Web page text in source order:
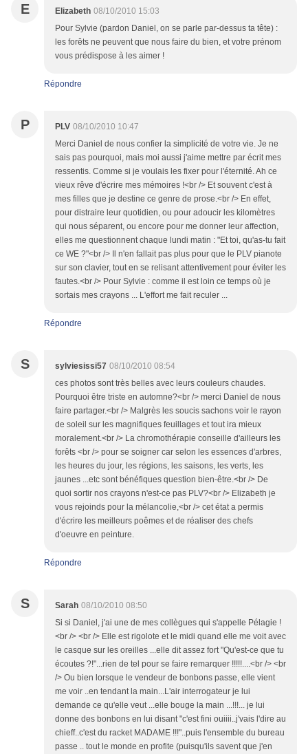
E Elizabeth 08/10/2010 15:03
Pour Sylvie (pardon Daniel, on se parle par-dessus ta tête) :
les forêts ne peuvent que nous faire du bien, et votre prénom
vous prédispose à les aimer !
Répondre
P PLV 08/10/2010 10:47
Merci Daniel de nous confier la simplicité de votre vie. Je ne
sais pas pourquoi, mais moi aussi j'aime mettre par écrit mes
ressentis. Comme si je voulais les fixer pour l'éternité. Ah ce
vieux rêve d'écrire mes mémoires !<br /> Et souvent c'est à
mes filles que je destine ce genre de prose.<br /> En effet,
pour distraire leur quotidien, ou pour adoucir les kilomètres
qui nous séparent, ou encore pour me donner leur affection,
elles me questionnent chaque lundi matin : "Et toi, qu'as-tu fait
ce WE ?"<br /> Il n'en fallait pas plus pour que le PLV pianote
sur son clavier, tout en se relisant attentivement pour éviter les
fautes.<br /> Pour Sylvie : comme il est loin ce temps où je
sortais mes crayons ... L'effort me fait reculer ...
Répondre
S sylviesissi57 08/10/2010 08:54
ces photos sont très belles avec leurs couleurs chaudes.
Pourquoi être triste en automne?<br /> merci Daniel de nous
faire partager.<br /> Malgrès les soucis sachons voir le rayon
de soleil sur les magnifiques feuillages et tout ira mieux
moralement.<br /> La chromothérapie conseille d'ailleurs les
forêts <br /> pour se soigner car selon les essences d'arbres,
les heures du jour, les régions, les saisons, les verts, les
jaunes ...etc sont bénéfiques question bien-être.<br /> De
quoi sortir nos crayons n'est-ce pas PLV?<br /> Elizabeth je
vous rejoinds pour la mélancolie,<br /> cet état a permis
d'écrire les meilleurs poêmes et de réaliser des chefs
d'oeuvre en peinture.
Répondre
S Sarah 08/10/2010 08:50
Si si Daniel, j'ai une de mes collègues qui s'appelle Pélagie !
<br /> <br /> Elle est rigolote et le midi quand elle me voit avec
le casque sur les oreilles ...elle dit assez fort "Qu'est-ce que tu
écoutes ?!"...rien de tel pour se faire remarquer !!!!!....<br /> <br
/> Ou bien lorsque le vendeur de bonbons passe, elle vient
me voir ..en tendant la main...L'air interrogateur je lui
demande ce qu'elle veut ...elle bouge la main ...!!!... je lui
donne des bonbons en lui disant "c'est fini ouiiii..j'vais l'dire au
chieff..c'est du racket MADAME !!!"..puis l'ensemble du bureau
passe .. tout le monde en profite (puisqu'ils savent que j'en